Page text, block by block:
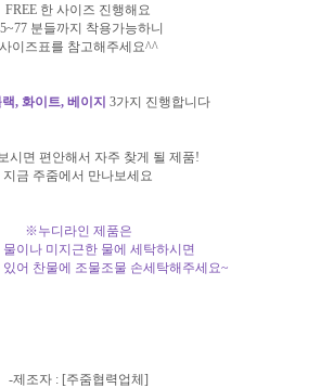
FREE 한 사이즈 진행해요
분들까지 착용가능하니
사이즈표를 참고해주세요^^
랙, 화이트, 베이지 3가지 진행합니다
시면 편안해서 자주 찾게 될 제품!
지금 주줌에서 만나보세요
※누디라인 제품은
물이나 미지근한 물에 세탁하시면
있어 찬물에 조물조물 손세탁해주세요~
-제조자 : [주줌협력업체]